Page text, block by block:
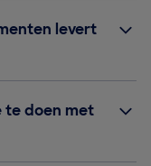
levert
te doen met